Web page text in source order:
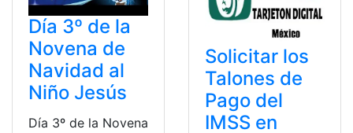
Día 3º de la
Novena de
Navidad al
Niño Jesús
Día 3º de la Novena
Solicitar los
Talones de
Pago del
IMSS en